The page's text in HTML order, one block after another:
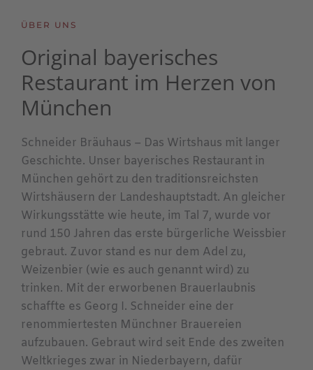
ÜBER UNS
Original bayerisches
Restaurant im Herzen von
München
Schneider Bräuhaus – Das Wirtshaus mit langer
Geschichte. Unser bayerisches Restaurant in
München gehört zu den traditionsreichsten
Wirtshäusern der Landeshauptstadt. An gleicher
Wirkungsstätte wie heute, im Tal 7, wurde vor
rund 150 Jahren das erste bürgerliche Weissbier
gebraut. Zuvor stand es nur dem Adel zu,
Weizenbier (wie es auch genannt wird) zu
trinken. Mit der erworbenen Brauerlaubnis
schaffte es Georg I. Schneider eine der
renommiertesten Münchner Brauereien
aufzubauen. Gebraut wird seit Ende des zweiten
Weltkrieges zwar in Niederbayern, dafür